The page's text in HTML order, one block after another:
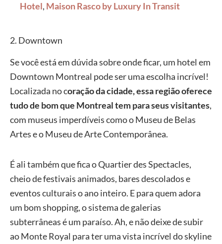
Hotel, Maison Rasco by Luxury In Transit
2. Downtown
Se você está em dúvida sobre onde ficar, um hotel em
Downtown Montreal pode ser uma escolha incrível!
Localizada no coração da cidade, essa região oferece
tudo de bom que Montreal tem para seus visitantes,
com museus imperdíveis como o Museu de Belas
Artes e o Museu de Arte Contemporânea.
É ali também que fica o Quartier des Spectacles,
cheio de festivais animados, bares descolados e
eventos culturais o ano inteiro. E para quem adora
um bom shopping, o sistema de galerias
subterrâneas é um paraíso. Ah, e não deixe de subir
ao Monte Royal para ter uma vista incrível do skyline